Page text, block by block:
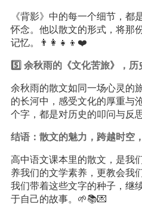
《背影》中的每一个细节，都
怀念。他以散文的形式，将那
记忆。👨‍👩‍👧‍👦❤️
5️⃣ 余秋雨的《文化苦旅》，历
余秋雨的散文如同一场心灵的
的长河中，感受文化的厚重与
个字，都是对历史的叩问与反
结语：散文的魅力，跨越时空
高中语文课本里的散文，是我
养我们的文学素养，更教会我
我们带着这些文字的种子，继
于自己的故事。🌱📚💌